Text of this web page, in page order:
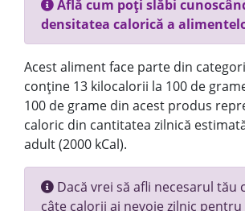
Află cum poți slăbi
densitatea calorică a
Acest aliment face parte din
conține 13 kilocalorii la 100 de
100 de grame din acest produs
caloric din cantitatea zilnică
adult (2000 kCal).
Dacă vrei să afli necesarul tău
câte calorii ai nevoie zilnic